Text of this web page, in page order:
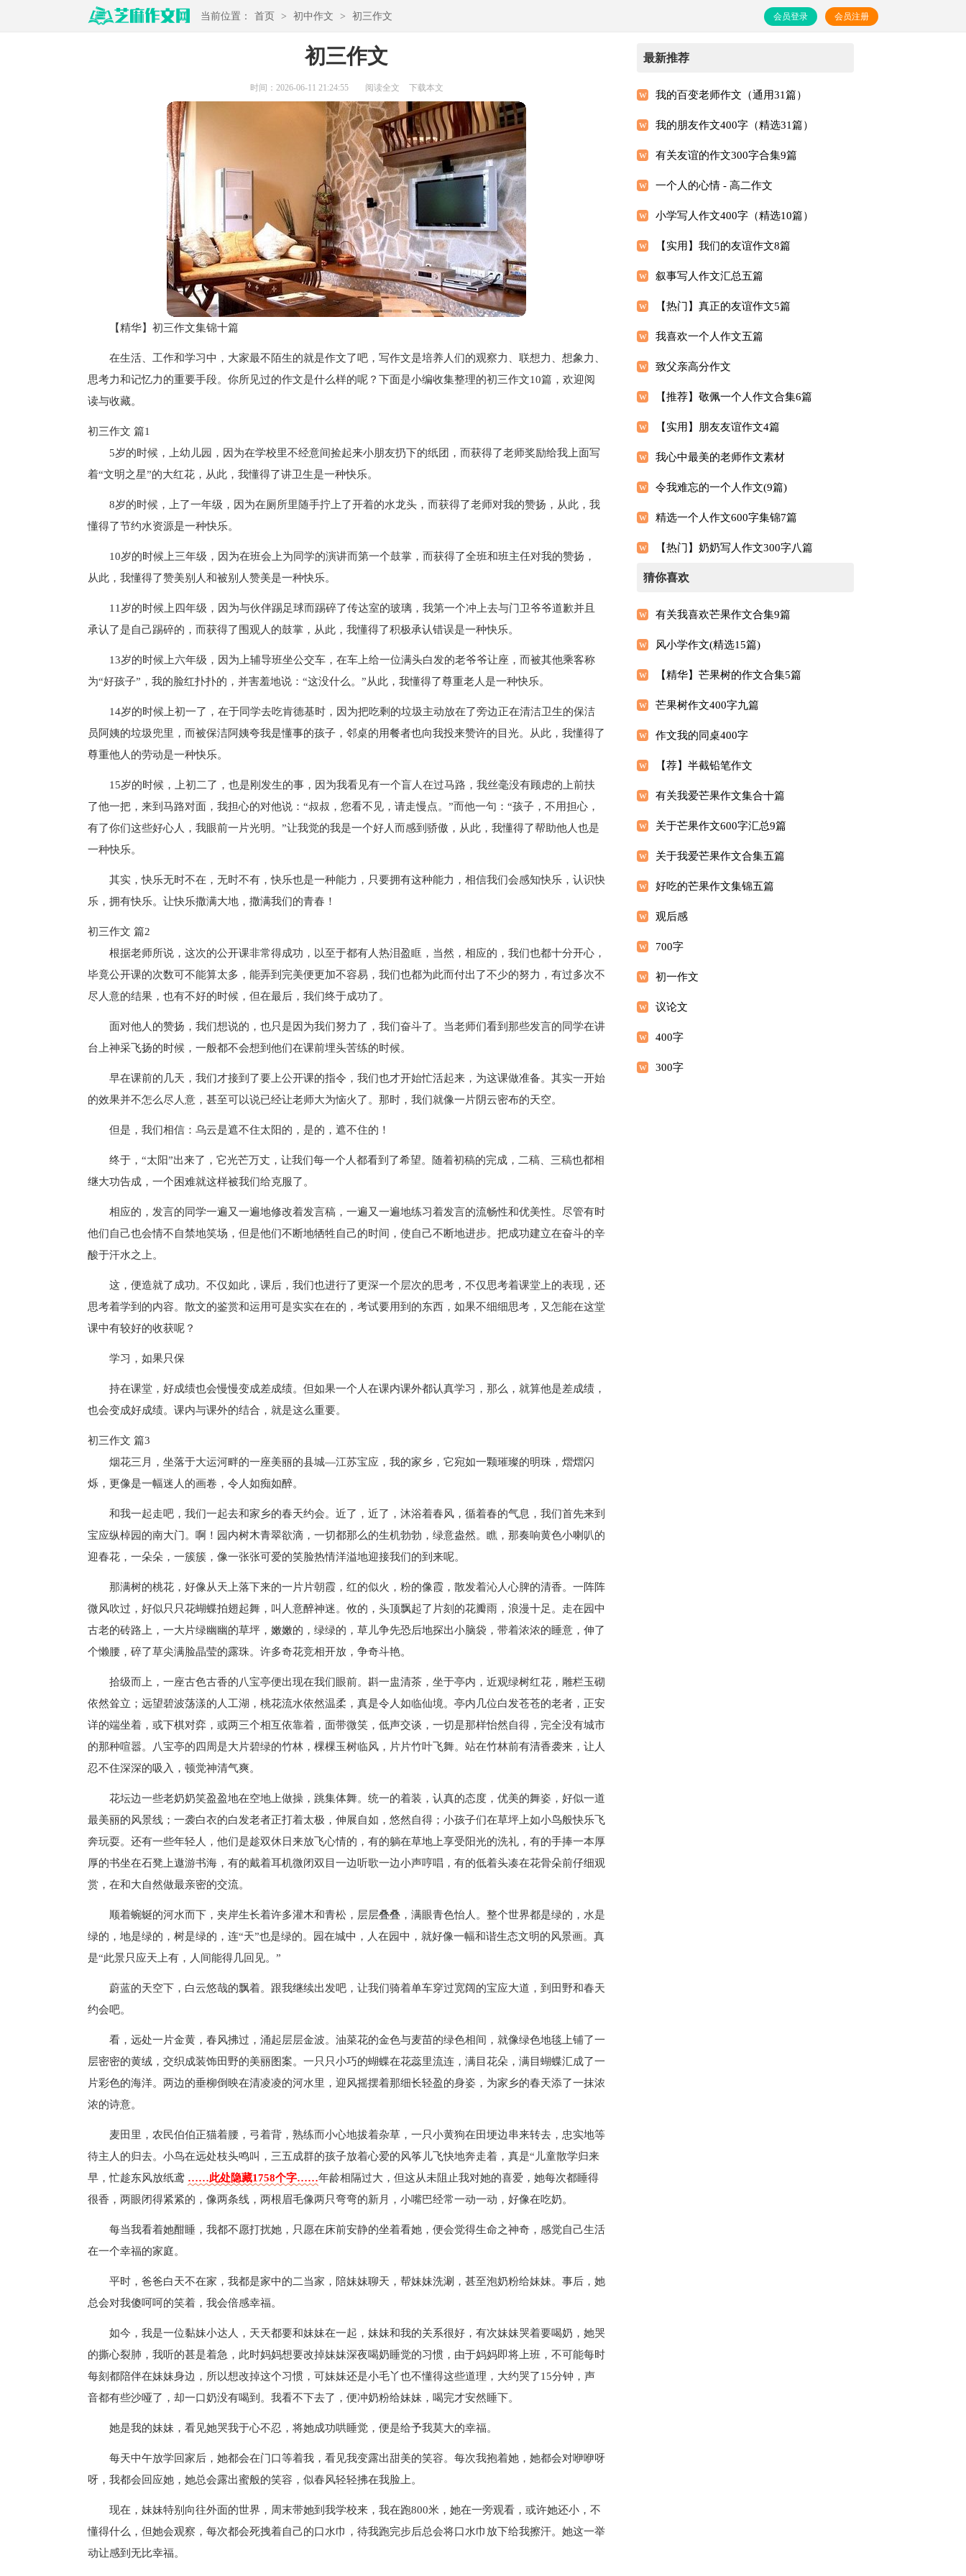
当前位置： 首页 > 初中作文 > 初三作文 会员登录 会员注册
初三作文
时间：2026-06-11 21:24:55 阅读全文 下载本文
【精华】初三作文集锦十篇
在生活、工作和学习中，大家最不陌生的就是作文了吧，写作文是培养人们的观察力、联想力、想象力、
思考力和记忆力的重要手段。你所见过的作文是什么样的呢？下面是小编收集整理的初三作文10篇，欢迎阅
读与收藏。
初三作文 篇1
5岁的时候，上幼儿园，因为在学校里不经意间捡起来小朋友扔下的纸团，而获得了老师奖励给我上面写
着“文明之星”的大红花，从此，我懂得了讲卫生是一种快乐。
8岁的时候，上了一年级，因为在厕所里随手拧上了开着的水龙头，而获得了老师对我的赞扬，从此，我
懂得了节约水资源是一种快乐。
10岁的时候上三年级，因为在班会上为同学的演讲而第一个鼓掌，而获得了全班和班主任对我的赞扬，
从此，我懂得了赞美别人和被别人赞美是一种快乐。
11岁的时候上四年级，因为与伙伴踢足球而踢碎了传达室的玻璃，我第一个冲上去与门卫爷爷道歉并且
承认了是自己踢碎的，而获得了围观人的鼓掌，从此，我懂得了积极承认错误是一种快乐。
13岁的时候上六年级，因为上辅导班坐公交车，在车上给一位满头白发的老爷爷让座，而被其他乘客称
为“好孩子”，我的脸红扑扑的，并害羞地说：“这没什么。”从此，我懂得了尊重老人是一种快乐。
14岁的时候上初一了，在于同学去吃肯德基时，因为把吃剩的垃圾主动放在了旁边正在清洁卫生的保洁
员阿姨的垃圾兜里，而被保洁阿姨夸我是懂事的孩子，邻桌的用餐者也向我投来赞许的目光。从此，我懂得了
尊重他人的劳动是一种快乐。
15岁的时候，上初二了，也是刚发生的事，因为我看见有一个盲人在过马路，我丝毫没有顾虑的上前扶
了他一把，来到马路对面，我担心的对他说：“叔叔，您看不见，请走慢点。”而他一句：“孩子，不用担心，
有了你们这些好心人，我眼前一片光明。”让我觉的我是一个好人而感到骄傲，从此，我懂得了帮助他人也是
一种快乐。
其实，快乐无时不在，无时不有，快乐也是一种能力，只要拥有这种能力，相信我们会感知快乐，认识快
乐，拥有快乐。让快乐撒满大地，撒满我们的青春！
初三作文 篇2
根据老师所说，这次的公开课非常得成功，以至于都有人热泪盈眶，当然，相应的，我们也都十分开心，
毕竟公开课的次数可不能算太多，能弄到完美便更加不容易，我们也都为此而付出了不少的努力，有过多次不
尽人意的结果，也有不好的时候，但在最后，我们终于成功了。
面对他人的赞扬，我们想说的，也只是因为我们努力了，我们奋斗了。当老师们看到那些发言的同学在讲
台上神采飞扬的时候，一般都不会想到他们在课前埋头苦练的时候。
早在课前的几天，我们才接到了要上公开课的指令，我们也才开始忙活起来，为这课做准备。其实一开始
的效果并不怎么尽人意，甚至可以说已经让老师大为恼火了。那时，我们就像一片阴云密布的天空。
但是，我们相信：乌云是遮不住太阳的，是的，遮不住的！
终于，“太阳”出来了，它光芒万丈，让我们每一个人都看到了希望。随着初稿的完成，二稿、三稿也都相
继大功告成，一个困难就这样被我们给克服了。
相应的，发言的同学一遍又一遍地修改着发言稿，一遍又一遍地练习着发言的流畅性和优美性。尽管有时
他们自己也会情不自禁地笑场，但是他们不断地牺牲自己的时间，使自己不断地进步。把成功建立在奋斗的辛
酸于汗水之上。
这，便造就了成功。不仅如此，课后，我们也进行了更深一个层次的思考，不仅思考着课堂上的表现，还
思考着学到的内容。散文的鉴赏和运用可是实实在在的，考试要用到的东西，如果不细细思考，又怎能在这堂
课中有较好的收获呢？
学习，如果只保
持在课堂，好成绩也会慢慢变成差成绩。但如果一个人在课内课外都认真学习，那么，就算他是差成绩，
也会变成好成绩。课内与课外的结合，就是这么重要。
初三作文 篇3
烟花三月，坐落于大运河畔的一座美丽的县城—江苏宝应，我的家乡，它宛如一颗璀璨的明珠，熠熠闪
烁，更像是一幅迷人的画卷，令人如痴如醉。
和我一起走吧，我们一起去和家乡的春天约会。近了，近了，沐浴着春风，循着春的气息，我们首先来到
宝应纵棹园的南大门。啊！园内树木青翠欲滴，一切都那么的生机勃勃，绿意盎然。瞧，那奏响黄色小喇叭的
迎春花，一朵朵，一簇簇，像一张张可爱的笑脸热情洋溢地迎接我们的到来呢。
那满树的桃花，好像从天上落下来的一片片朝霞，红的似火，粉的像霞，散发着沁人心脾的清香。一阵阵
微风吹过，好似只只花蝴蝶拍翅起舞，叫人意醉神迷。攸的，头顶飘起了片刻的花瓣雨，浪漫十足。走在园中
古老的砖路上，一大片绿幽幽的草坪，嫩嫩的，绿绿的，草儿争先恐后地探出小脑袋，带着浓浓的睡意，伸了
个懒腰，碎了草尖满脸晶莹的露珠。许多奇花竞相开放，争奇斗艳。
拾级而上，一座古色古香的八宝亭便出现在我们眼前。斟一盅清茶，坐于亭内，近观绿树红花，雕栏玉砌
依然耸立；远望碧波荡漾的人工湖，桃花流水依然温柔，真是令人如临仙境。亭内几位白发苍苍的老者，正安
详的端坐着，或下棋对弈，或两三个相互依靠着，面带微笑，低声交谈，一切是那样怡然自得，完全没有城市
的那种喧嚣。八宝亭的四周是大片碧绿的竹林，棵棵玉树临风，片片竹叶飞舞。站在竹林前有清香袭来，让人
忍不住深深的吸入，顿觉神清气爽。
花坛边一些老奶奶笑盈盈地在空地上做操，跳集体舞。统一的着装，认真的态度，优美的舞姿，好似一道
最美丽的风景线；一袭白衣的白发老者正打着太极，伸展自如，悠然自得；小孩子们在草坪上如小鸟般快乐飞
奔玩耍。还有一些年轻人，他们是趁双休日来放飞心情的，有的躺在草地上享受阳光的洗礼，有的手捧一本厚
厚的书坐在石凳上遨游书海，有的戴着耳机微闭双目一边听歌一边小声哼唱，有的低着头凑在花骨朵前仔细观
赏，在和大自然做最亲密的交流。
顺着蜿蜒的河水而下，夹岸生长着许多灌木和青松，层层叠叠，满眼青色怡人。整个世界都是绿的，水是
绿的，地是绿的，树是绿的，连“天”也是绿的。园在城中，人在园中，就好像一幅和谐生态文明的风景画。真
是“此景只应天上有，人间能得几回见。”
蔚蓝的天空下，白云悠哉的飘着。跟我继续出发吧，让我们骑着单车穿过宽阔的宝应大道，到田野和春天
约会吧。
看，远处一片金黄，春风拂过，涌起层层金波。油菜花的金色与麦苗的绿色相间，就像绿色地毯上铺了一
层密密的黄绒，交织成装饰田野的美丽图案。一只只小巧的蝴蝶在花蕊里流连，满目花朵，满目蝴蝶汇成了一
片彩色的海洋。两边的垂柳倒映在清凌凌的河水里，迎风摇摆着那细长轻盈的身姿，为家乡的春天添了一抹浓
浓的诗意。
麦田里，农民伯伯正猫着腰，弓着背，熟练而小心地拔着杂草，一只小黄狗在田埂边串来转去，忠实地等
待主人的归去。小鸟在远处枝头鸣叫，三五成群的孩子放着心爱的风筝儿飞快地奔走着，真是“儿童散学归来
早，忙趁东风放纸鸢 ……此处隐藏1758个字……年龄相隔过大，但这从未阻止我对她的喜爱，她每次都睡得
很香，两眼闭得紧紧的，像两条线，两根眉毛像两只弯弯的新月，小嘴巴经常一动一动，好像在吃奶。
每当我看着她酣睡，我都不愿打扰她，只愿在床前安静的坐着看她，便会觉得生命之神奇，感觉自己生活
在一个幸福的家庭。
平时，爸爸白天不在家，我都是家中的二当家，陪妹妹聊天，帮妹妹洗涮，甚至泡奶粉给妹妹。事后，她
总会对我傻呵呵的笑着，我会倍感幸福。
如今，我是一位黏妹小达人，天天都要和妹妹在一起，妹妹和我的关系很好，有次妹妹哭着要喝奶，她哭
的撕心裂肺，我听的甚是着急，此时妈妈想要改掉妹妹深夜喝奶睡觉的习惯，由于妈妈即将上班，不可能每时
每刻都陪伴在妹妹身边，所以想改掉这个习惯，可妹妹还是小毛丫也不懂得这些道理，大约哭了15分钟，声
音都有些沙哑了，却一口奶没有喝到。我看不下去了，便冲奶粉给妹妹，喝完才安然睡下。
她是我的妹妹，看见她哭我于心不忍，将她成功哄睡觉，便是给予我莫大的幸福。
每天中午放学回家后，她都会在门口等着我，看见我变露出甜美的笑容。每次我抱着她，她都会对咿咿呀
呀，我都会回应她，她总会露出蜜般的笑容，似春风轻轻拂在我脸上。
现在，妹妹特别向往外面的世界，周末带她到我学校来，我在跑800米，她在一旁观看，或许她还小，不
懂得什么，但她会观察，每次都会死拽着自己的口水巾，待我跑完步后总会将口水巾放下给我擦汗。她这一举
动让感到无比幸福。
最新推荐
我的百变老师作文（通用31篇）
我的朋友作文400字（精选31篇）
有关友谊的作文300字合集9篇
一个人的心情 - 高二作文
小学写人作文400字（精选10篇）
【实用】我们的友谊作文8篇
叙事写人作文汇总五篇
【热门】真正的友谊作文5篇
我喜欢一个人作文五篇
致父亲高分作文
【推荐】敬佩一个人作文合集6篇
【实用】朋友友谊作文4篇
我心中最美的老师作文素材
令我难忘的一个人作文(9篇)
精选一个人作文600字集锦7篇
【热门】奶奶写人作文300字八篇
猜你喜欢
有关我喜欢芒果作文合集9篇
风小学作文(精选15篇)
【精华】芒果树的作文合集5篇
芒果树作文400字九篇
作文我的同桌400字
【荐】半截铅笔作文
有关我爱芒果作文集合十篇
关于芒果作文600字汇总9篇
关于我爱芒果作文合集五篇
好吃的芒果作文集锦五篇
观后感
700字
初一作文
议论文
400字
300字